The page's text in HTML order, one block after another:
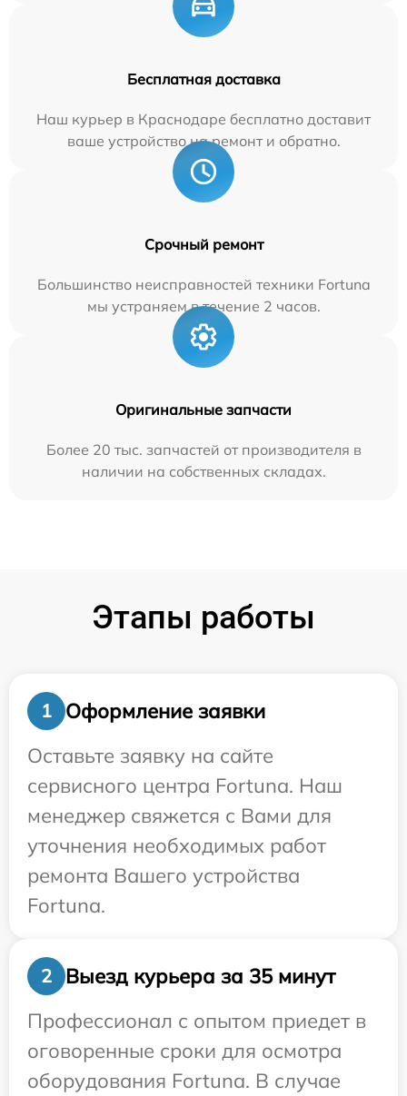
Бесплатная доставка
Наш курьер в Краснодаре бесплатно доставит
ваше устройство на ремонт и обратно.
Срочный ремонт
Большинство неисправностей техники Fortuna
мы устраняем в течение 2 часов.
Оригинальные запчасти
Более 20 тыс. запчастей от производителя в
наличии на собственных складах.
Этапы работы
1
Оформление заявки
Оставьте заявку на сайте
сервисного центра Fortuna. Наш
менеджер свяжется с Вами для
уточнения необходимых работ
ремонта Вашего устройства
Fortuna.
2
Выезд курьера за 35 минут
Профессионал с опытом приедет в
оговоренные сроки для осмотра
оборудования Fortuna. В случае